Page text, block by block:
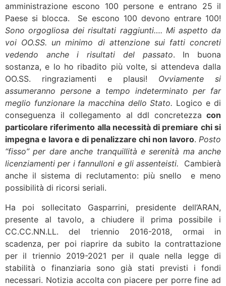
amministrazione escono 100 persone e entrano 25 il
Paese si blocca. Se escono 100 devono entrare 100!
Sono orgogliosa dei risultati raggiunti…. Mi aspetto da
voi OO.SS. un minimo di attenzione sui fatti concreti
vedendo anche i risultati del passato. In buona
sostanza, e lo ho ribadito più volte, si attendeva dalla
OO.SS. ringraziamenti e plausi! Ovviamente si
assumeranno persone a tempo indeterminato per far
meglio funzionare la macchina dello Stato. Logico e di
conseguenza il collegamento al ddl concretezza con
particolare riferimento alla necessità di premiare chi si
impegna e lavora e di penalizzare chi non lavoro. Posto
“fisso” per dare anche tranquillità e serenità ma anche
licenziamenti per i fannulloni e gli assenteisti. Cambierà
anche il sistema di reclutamento: più snello e meno
possibilità di ricorsi seriali.
Ha poi sollecitato Gasparrini, presidente dell’ARAN,
presente al tavolo, a chiudere il prima possibile i
CC.CC.NN.LL. del triennio 2016-2018, ormai in
scadenza, per poi riaprire da subito la contrattazione
per il triennio 2019-2021 per il quale nella legge di
stabilità o finanziaria sono già stati previsti i fondi
necessari. Notizia accolta con piacere per porre fine ad